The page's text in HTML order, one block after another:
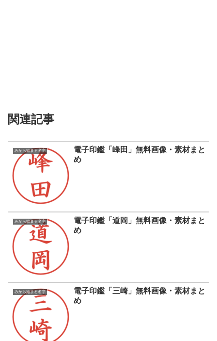
関連記事
みから始まる名字
電子印鑑「峰田」無料画像・素材まと
め
みから始まる名字
電子印鑑「道岡」無料画像・素材まと
め
みから始まる名字
電子印鑑「三崎」無料画像・素材まと
め